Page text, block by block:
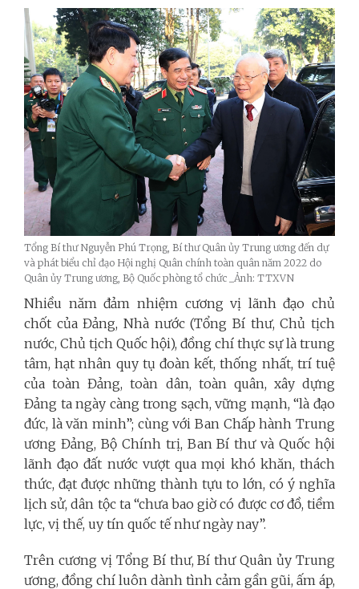
Tổng Bí thư Nguyễn Phú Trọng, Bí thư Quân ủy Trung ương đến dự
và phát biểu chỉ đạo Hội nghị Quân chính toàn quân năm 2022 do
Quân ủy Trung ương, Bộ Quốc phòng tổ chức _Ảnh: TTXVN
Nhiều năm đảm nhiệm cương vị lãnh đạo chủ
chốt của Đảng, Nhà nước (Tổng Bí thư, Chủ tịch
nước, Chủ tịch Quốc hội), đồng chí thực sự là trung
tâm, hạt nhân quy tụ đoàn kết, thống nhất, trí tuệ
của toàn Đảng, toàn dân, toàn quân, xây dựng
Đảng ta ngày càng trong sạch, vững mạnh, “là đạo
đức, là văn minh”; cùng với Ban Chấp hành Trung
ương Đảng, Bộ Chính trị, Ban Bí thư và Quốc hội
lãnh đạo đất nước vượt qua mọi khó khăn, thách
thức, đạt được những thành tựu to lớn, có ý nghĩa
lịch sử, dân tộc ta “chưa bao giờ có được cơ đồ, tiềm
lực, vị thế, uy tín quốc tế như ngày nay”.
Trên cương vị Tổng Bí thư, Bí thư Quân ủy Trung
ương, đồng chí luôn dành tình cảm gần gũi, ấm áp,